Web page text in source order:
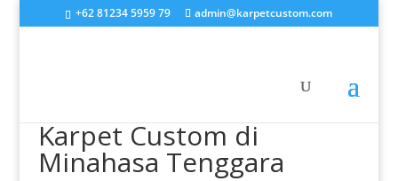
+62 81234 5959 79 admin@karpetcustom.com
Karpet Custom di
Minahasa Tenggara